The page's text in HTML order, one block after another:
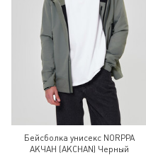
Бейсболка унисекс NORPPA
АКЧАН (AKCHAN) Черный